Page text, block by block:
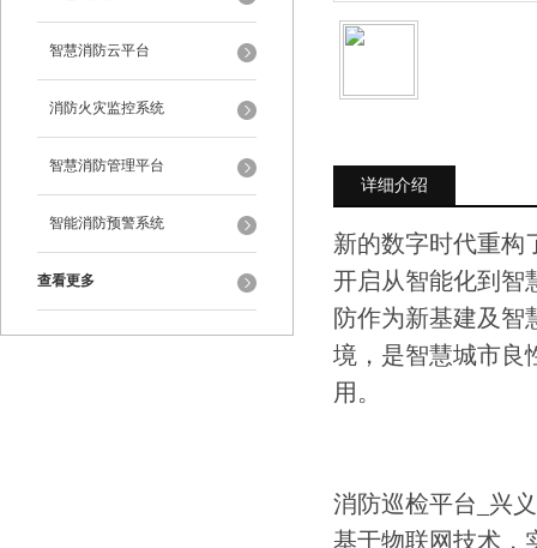
智慧消防云平台
消防火灾监控系统
智慧消防管理平台
智能消防预警系统
查看更多
详细介绍
新的数字时代重构
开启从智能化到智
防作为新基建及智
境，是智慧城市良
用。
消防巡检平台_兴
基于物联网技术，